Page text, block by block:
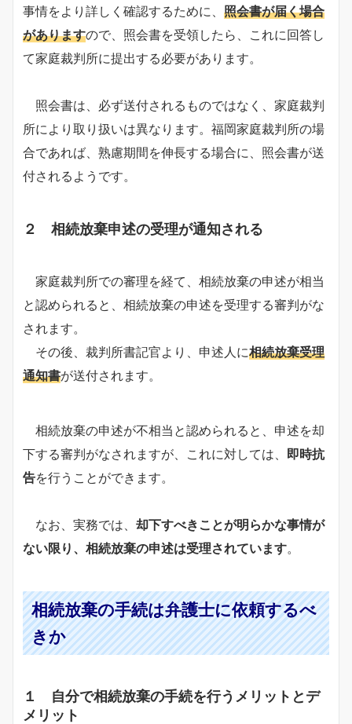
事情をより詳しく確認するために、 照会書が届く場合
がありますので、照会書を受領したら、これに回答し
て家庭裁判所に提出する必要があります。
照会書は、必ず送付されるものではなく、家庭裁判
所により取り扱いは異なります。福岡家庭裁判所の場
合であれば、熟慮期間を伸長する場合に、照会書が送
付されるようです。
２ 相続放棄申述の受理が通知される
家庭裁判所での審理を経て、相続放棄の申述が相当
と認められると、相続放棄の申述を受理する審判がな
されます。
その後、裁判所書記官より、申述人に相続放棄受理
通知書が送付されます。
相続放棄の申述が不相当と認められると、申述を却
下する審判がなされますが、これに対しては、 即時抗
告を行うことができます。
なお、実務では、 却下すべきことが明らかな事情が
ない限り、相続放棄の申述は受理されています。
相続放棄の手続は弁護士に依頼するべ
きか
１ 自分で相続放棄の手続を行うメリットとデ
メリット